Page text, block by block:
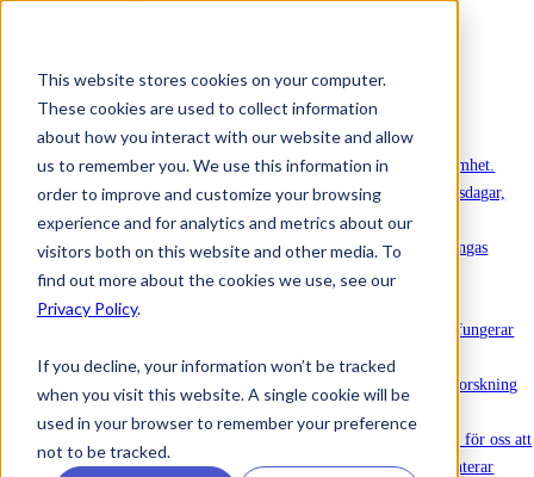
This website stores cookies on your computer.
These cookies are used to collect information
about how you interact with our website and allow
us to remember you. We use this information in
order to improve and customize your browsing
experience and for analytics and metrics about our
visitors both on this website and other media. To
find out more about the cookies we use, see our
Privacy Policy.
If you decline, your information won’t be tracked
when you visit this website. A single cookie will be
used in your browser to remember your preference
not to be tracked.
Att köpa in Ommej
Nyheter
NyheterSenaste nytt om vår verksamhet.
EvenemangAnmälan till utbildningsdagar,
webinarier och annat.
RapporterRapporter om barn och ungas
mående.
Läs om hur Ommej fungerar
för barn och unga.
Forskning och Impact
Läs om den forskning
Det är viktigt för oss att
du känner dig trygg med hur vi hanterar